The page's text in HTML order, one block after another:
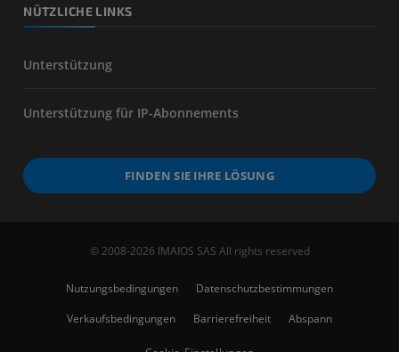
NÜTZLICHE LINKS
Unterstützung
Unterstützung für IP-Abonnements
FINDEN SIE IHRE LÖSUNG
© 2008-2026 IMAIOS SAS All rights reserved
Nutzungsbedingungen
Datenschutzbestimmungen
Verkaufsbedingungen
Barrierefreiheit Abspann